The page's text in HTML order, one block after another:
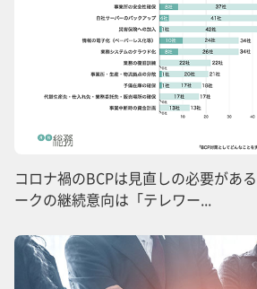
コロナ禍のBCPは見直しの必要があ
ークの継続意向は「テレワー...